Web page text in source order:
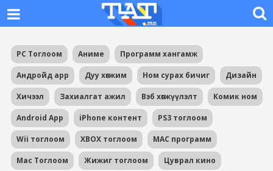
PC Тоглоом Аниме Программ хангамж
Андройд app Дуу хөгжим Ном сурах бичиг Дизайн
Хичээл Захиалгат ажил Вэб хөгжүүлэлт Комик ном
Android App iPhone контент PS3 тоглоом
Wii тоглоом XBOX тоглоом MAC программ
Mac Тоглоом Жижиг тоглоом Цуврал кино